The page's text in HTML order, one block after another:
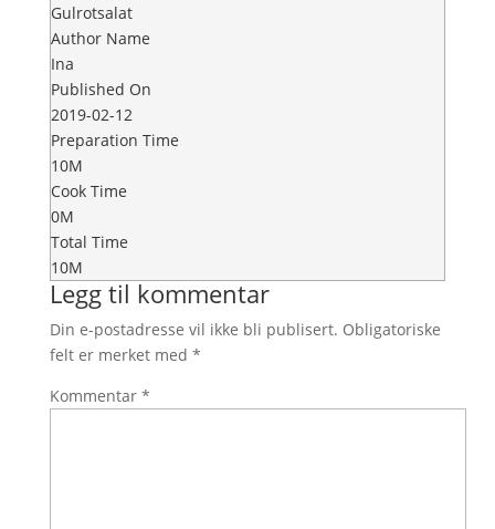
Gulrotsalat
Author Name
Ina
Published On
2019-02-12
Preparation Time
10M
Cook Time
0M
Total Time
10M
Legg til kommentar
Din e-postadresse vil ikke bli publisert. Obligatoriske
felt er merket med *
Kommentar *